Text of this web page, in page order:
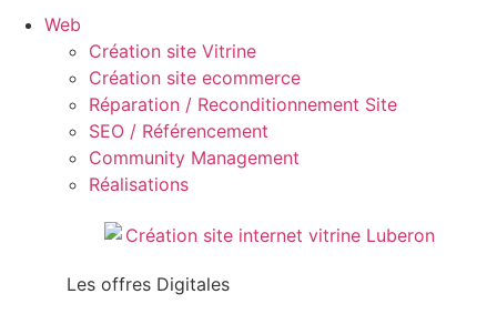
Web
Création site Vitrine
Création site ecommerce
Réparation / Reconditionnement Site
SEO / Référencement
Community Management
Réalisations
Les offres Digitales